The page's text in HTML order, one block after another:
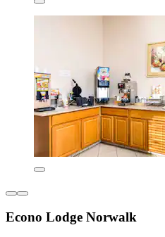
Econo Lodge Norwalk